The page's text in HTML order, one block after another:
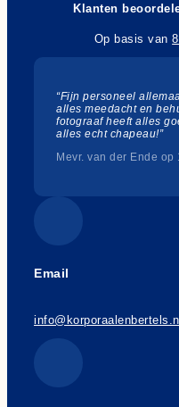
Klanten
Op basis van
“Fijn personeel
alles meedacht en
fotograaf heeft alles
alles echt chapeau!”
Mevr. van der Ende op
Email